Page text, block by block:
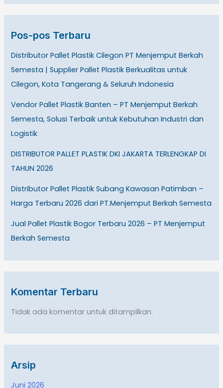
Pos-pos Terbaru
Distributor Pallet Plastik Cilegon PT Menjemput Berkah
Semesta | Supplier Pallet Plastik Berkualitas untuk
Cilegon, Kota Tangerang & Seluruh Indonesia
Vendor Pallet Plastik Banten – PT Menjemput Berkah
Semesta, Solusi Terbaik untuk Kebutuhan Industri dan
Logistik
DISTRIBUTOR PALLET PLASTIK DKI JAKARTA TERLENGKAP DI
TAHUN 2026
Distributor Pallet Plastik Subang Kawasan Patimban –
Harga Terbaru 2026 dari PT.Menjemput Berkah Semesta
Jual Pallet Plastik Bogor Terbaru 2026 – PT Menjemput
Berkah Semesta
Komentar Terbaru
Tidak ada komentar untuk ditampilkan.
Arsip
Juni 2026